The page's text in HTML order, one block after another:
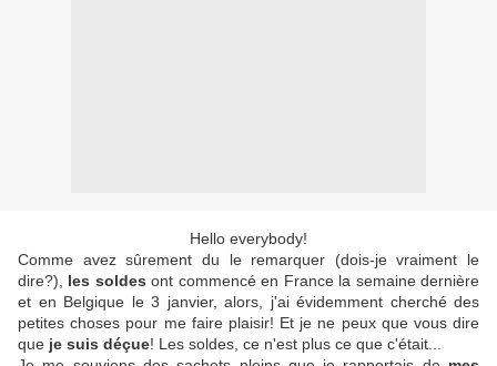
Hello everybody!
Comme avez sûrement du le remarquer (dois-je vraiment le
dire?), les soldes ont commencé en France la semaine dernière
et en Belgique le 3 janvier, alors, j'ai évidemment cherché des
petites choses pour me faire plaisir! Et je ne peux que vous dire
que je suis déçue! Les soldes, ce n'est plus ce que c'était...